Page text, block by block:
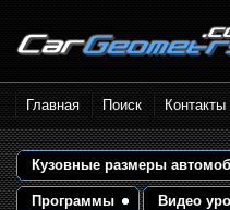
Размеры кузова
Контрольные точки и
размеры. Геометрия
Главная Поиск Контакты
Кузовные размеры
Программы Видео